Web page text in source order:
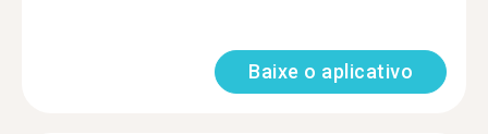
Baixe o aplicativo